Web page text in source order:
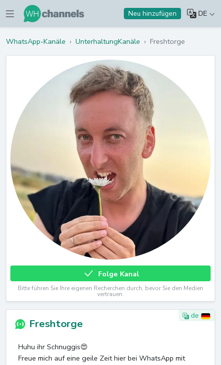
Neu hinzufügen DE
WhatsApp-Kanäle › UnterhaltungKanäle › Freshtorge
Folge Kanal
Bitte führen Sie Ihre eigenen Recherchen durch, bevor Sie den Medien
vertrauen.
de
Freshtorge
Huhu ihr Schnuggis😍
Freue mich auf eine geile Zeit hier bei WhatsApp mit